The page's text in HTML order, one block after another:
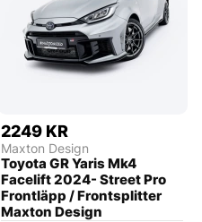
2249 KR
Maxton Design
Toyota GR Yaris Mk4
Facelift 2024- Street Pro
Frontläpp / Frontsplitter
Maxton Design